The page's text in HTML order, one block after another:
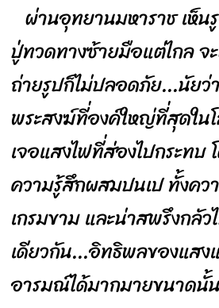
ผ่านอุทยานมหาราช เห็น
ปู่ทวดทางซ้ายมือแต่ไกล
ถ่ายรูปก็ไม่ปลอดภัย...นัยว่
พระสงฆ์ที่องค์ใหญ่ที่สุดใน
เจอแสงไฟที่ส่องไปกระทบ
ความรู้สึกผสมปนเป ทั้งคว
เกรมขาม และน่าสพรึงกลัว
เดียวกัน...อิทธิพลของแสง
อารมณ์ได้มากมายขนาดนั้